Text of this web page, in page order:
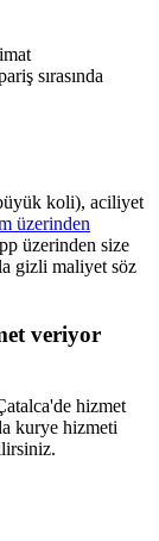
sırasında
koli), aciliyet
üzerinden
üzerinden size
gizli maliyet söz
veriyor
'de hizmet
kurye hizmeti